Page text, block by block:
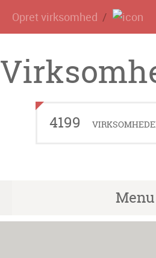
Opret virksomhed
4199
Menu